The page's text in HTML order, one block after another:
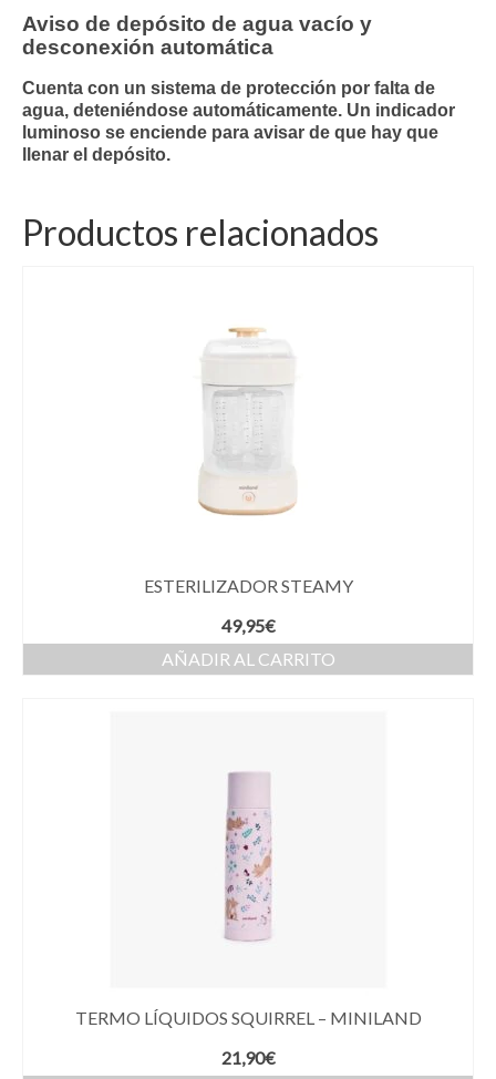
Aviso de depósito de agua vacío y
desconexión automática
Cuenta con un sistema de protección por falta de
agua, deteniéndose automáticamente. Un indicador
luminoso se enciende para avisar de que hay que
llenar el depósito.
Productos relacionados
ESTERILIZADOR STEAMY
49,95€
AÑADIR AL CARRITO
TERMO LÍQUIDOS SQUIRREL – MINILAND
21,90€